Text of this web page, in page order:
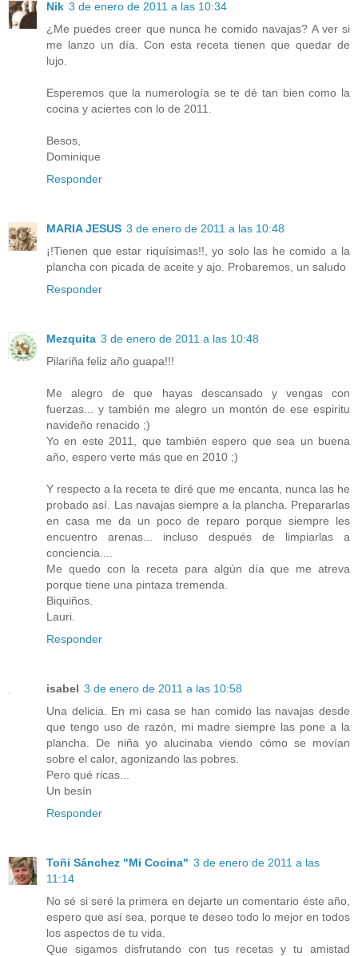
Nik 3 de enero de 2011 a las 10:34
¿Me puedes creer que nunca he comido navajas? A ver si
me lanzo un día. Con esta receta tienen que quedar de
lujo.
Esperemos que la numerología se te dé tan bien como la
cocina y aciertes con lo de 2011.
Besos,
Dominique
Responder
MARIA JESUS 3 de enero de 2011 a las 10:48
¡!Tienen que estar riquísimas!!, yo solo las he comido a la
plancha con picada de aceite y ajo. Probaremos, un saludo
Responder
Mezquita 3 de enero de 2011 a las 10:48
Pilariña feliz año guapa!!!
Me alegro de que hayas descansado y vengas con
fuerzas... y también me alegro un montón de ese espiritu
navideño renacido ;)
Yo en este 2011, que también espero que sea un buena
año, espero verte más que en 2010 ;)
Y respecto a la receta te diré que me encanta, nunca las he
probado así. Las navajas siempre a la plancha. Prepararlas
en casa me da un poco de reparo porque siempre les
encuentro arenas... incluso después de limpiarlas a
conciencia....
Me quedo con la receta para algún día que me atreva
porque tiene una pintaza tremenda.
Biquiños.
Lauri.
Responder
isabel 3 de enero de 2011 a las 10:58
Una delicia. En mi casa se han comido las navajas desde
que tengo uso de razón, mi madre siempre las pone a la
plancha. De niña yo alucinaba viendo cómo se movían
sobre el calor, agonizando las pobres.
Pero qué ricas...
Un besín
Responder
Toñi Sánchez "Mi Cocina" 3 de enero de 2011 a las
11:14
No sé si seré la primera en dejarte un comentario éste año,
espero que así sea, porque te deseo todo lo mejor en todos
los aspectos de tu vida.
Que sigamos disfrutando con tus recetas y tu amistad